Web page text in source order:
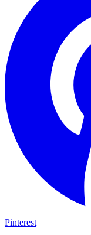
Pinterest